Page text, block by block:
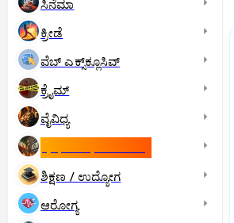
ಸಿನೆಮಾ
ಕ್ರೀಡೆ
ವೆಬ್ ಎಕ್ಸ್‌ಕ್ಲೂಸಿವ್
ಕ್ರೈಮ್
ವೈವಿಧ್ಯ
ಶಿಕ್ಷಣ / ಉದ್ಯೋಗ
ಆರೋಗ್ಯ